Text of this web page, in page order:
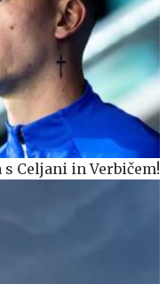
Celjani in Verbičem!